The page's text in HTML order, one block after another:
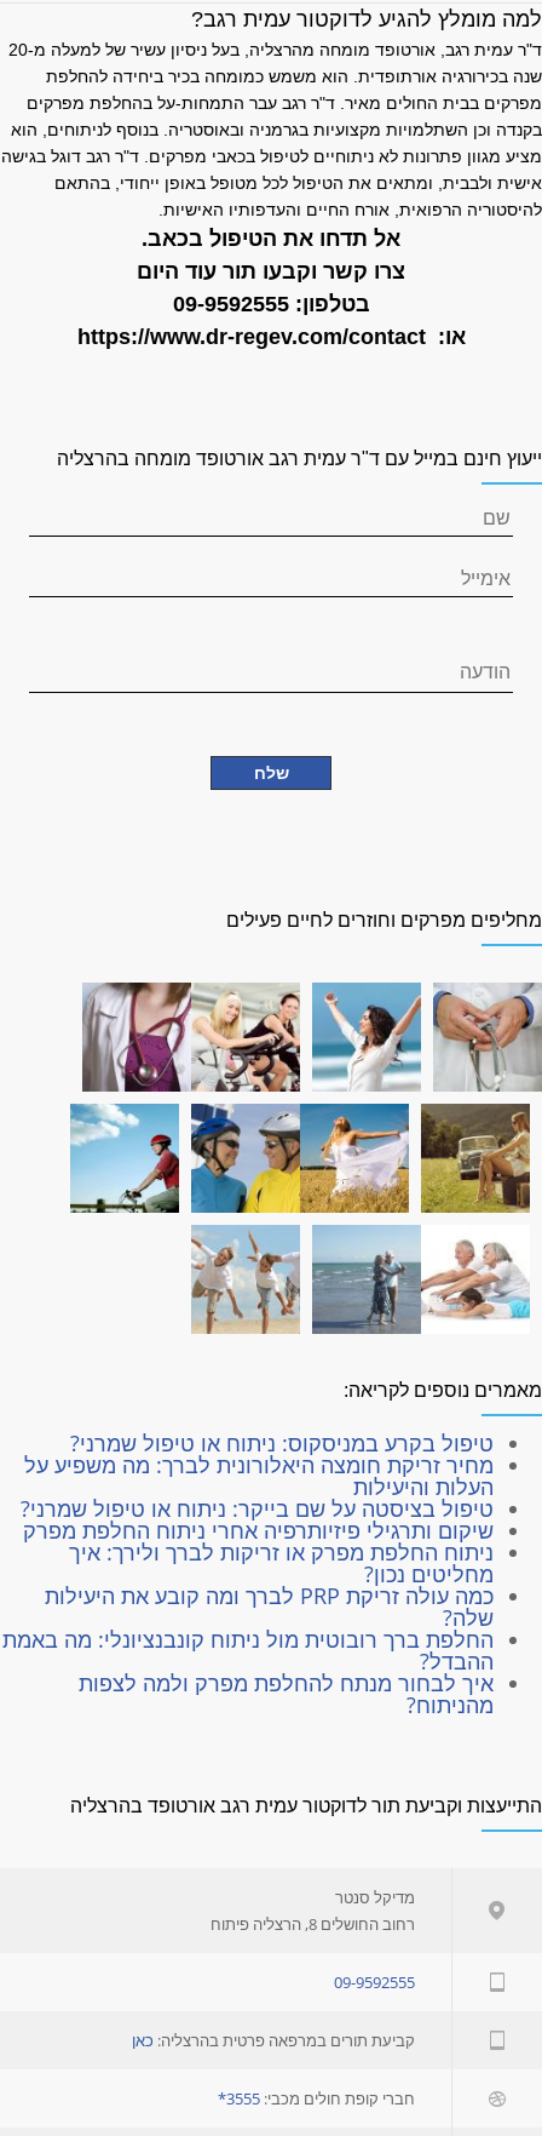
למה מומלץ להגיע לדוקטור עמית רגב?
ד"ר עמית רגב, אורטופד מומחה מהרצליה, בעל ניסיון עשיר של למעלה מ-20
שנה בכירורגיה אורתופדית. הוא משמש כמומחה בכיר ביחידה להחלפת
מפרקים בבית החולים מאיר. ד"ר רגב עבר התמחות-על בהחלפת מפרקים
בקנדה וכן השתלמויות מקצועיות בגרמניה ובאוסטריה. בנוסף לניתוחים, הוא
מציע מגוון פתרונות לא ניתוחיים לטיפול בכאבי מפרקים. ד"ר רגב דוגל בגישה
אישית ולבבית, ומתאים את הטיפול לכל מטופל באופן ייחודי, בהתאם
להיסטוריה הרפואית, אורח החיים והעדפותיו האישיות.
אל תדחו את הטיפול בכאב.
צרו קשר וקבעו תור עוד היום
בטלפון: 09-9592555
או: https://www.dr-regev.com/contact
ייעוץ חינם במייל עם ד"ר עמית רגב אורטופד מומחה בהרצליה
מחליפים מפרקים וחוזרים לחיים פעילים
מאמרים נוספים לקריאה:
טיפול בקרע במניסקוס: ניתוח או טיפול שמרני?
מחיר זריקת חומצה היאלורונית לברך: מה משפיע על
העלות והיעילות
טיפול בציסטה על שם בייקר: ניתוח או טיפול שמרני?
שיקום ותרגילי פיזיותרפיה אחרי ניתוח החלפת מפרק
ניתוח החלפת מפרק או זריקות לברך ולירך: איך
מחליטים נכון?
כמה עולה זריקת PRP לברך ומה קובע את היעילות
שלה?
החלפת ברך רובוטית מול ניתוח קונבנציונלי: מה באמת
ההבדל?
איך לבחור מנתח להחלפת מפרק ולמה לצפות
מהניתוח?
התייעצות וקביעת תור לדוקטור עמית רגב אורטופד בהרצליה
מדיקל סנטר
רחוב החושלים 8, הרצליה פיתוח
09-9592555
קביעת תורים במרפאה פרטית בהרצליה: כאן
חברי קופת חולים מכבי: 3555*